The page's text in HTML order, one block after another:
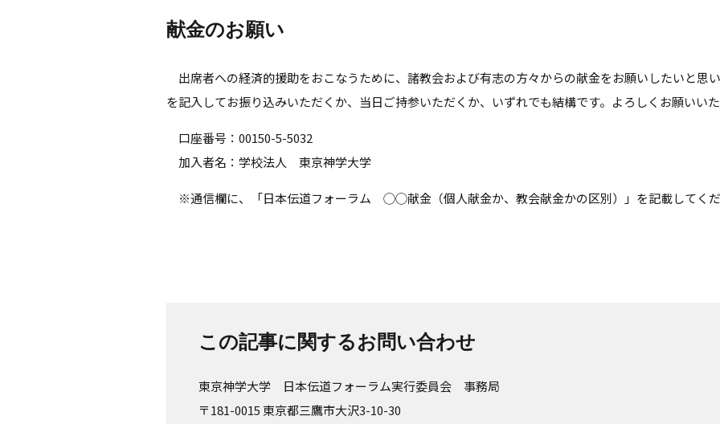
献金のお願い
出席者への経済的援助をおこなうために、諸教会および有志の方々からの献金をお願いしたいと思
を記入してお振り込みいただくか、当日ご持参いただくか、いずれでも結構です。よろしくお願いい
口座番号：00150-5-5032
加入者名：学校法人 東京神学大学
※通信欄に、「日本伝道フォーラム ◯◯献金（個人献金か、教会献金かの区別）」を記載してく
この記事に関するお問い合わせ
東京神学大学 日本伝道フォーラム実行委員会 事務局
〒181-0015 東京都三鷹市大沢3-10-30